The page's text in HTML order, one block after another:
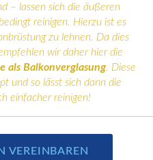
– lassen sich die äußeren
reinigen. Hierzu ist es
zu lehnen. Da dies
wir daher hier die
als Balkonverglasung. Diese
und so lässt sich dann die
einfacher reinigen!
VEREINBAREN